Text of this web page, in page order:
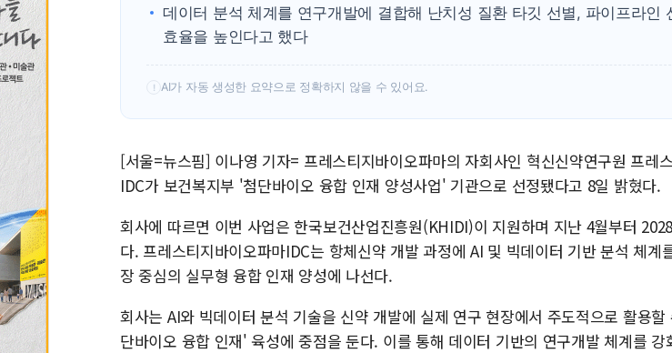
데이터 분석 체계를 연구개발에 결합해 난치성 질환 타깃 선별, 파이프라인
효율을 높인다고 했다
! AI가 자동 생성한 요약으로 정확하지 않을 수 있어요.
[서울=뉴스핌] 이나영 기자= 프레스티지바이오파마의 자회사인 혁신신약연구원 프레
IDC가 보건복지부 '첨단바이오 융합 인재 양성사업' 기관으로 선정됐다고 8일 밝혔다.
회사에 따르면 이번 사업은 한국보건산업진흥원(KHIDI)이 지원하며 지난 4월부터
다. 프레스티지바이오파마IDC는 항체신약 개발 과정에 AI 및 빅데이터 기반 분석 체계
장 중심의 실무형 융합 인재 양성에 나선다.
회사는 AI와 빅데이터 분석 기술을 신약 개발에 실제 연구 현장에서 주도적으로 활용
단바이오 융합 인재' 육성에 중점을 둔다. 이를 통해 데이터 기반의 연구개발 체계를 강